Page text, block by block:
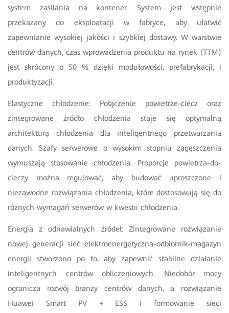
system zasilania na kontener. System jest wstępnie
przekazany do eksploatacji w fabryce, aby ułatwić
zapewnianie wysokiej jakości i szybkiej dostawy. W warstwie
centrów danych, czas wprowadzenia produktu na rynek (TTM)
jest skrócony o 50 % dzięki modułowości, prefabrykacji, i
produktyzacji.
Elastyczne chłodzenie: Połączenie powietrze-ciecz oraz
zintegrowane źródło chłodzenia staje się optymalną
architekturą chłodzenia dla inteligentnego przetwarzania
danych. Szafy serwerowe o wysokim stopniu zagęszczenia
wymuszają stosowanie chłodzenia. Proporcje powietrza-do-
cieczy można regulować, aby budować uproszczone i
niezawodne rozwiązania chłodzenia, które dostosowują się do
różnych wymagań serwerów w kwestii chłodzenia.
Energia z odnawialnych źródeł: Zintegrowane rozwiązanie
nowej generacji sieć elektroenergetyczna-odbiornik-magazyn
energii stworzono po to, aby zapewnić stabilne działanie
inteligentnych centrów obliczeniowych. Niedobór mocy
ogranicza rozwój branży centrów danych, a rozwiązanie
Huawei Smart PV + ESS i formowanie sieci